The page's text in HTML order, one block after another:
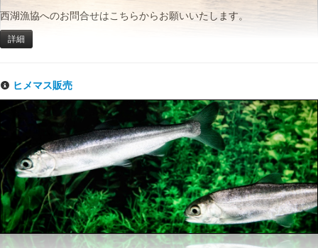
西湖漁協へのお問合せはこちらからお願いいたします。
詳細
ヒメマス販売